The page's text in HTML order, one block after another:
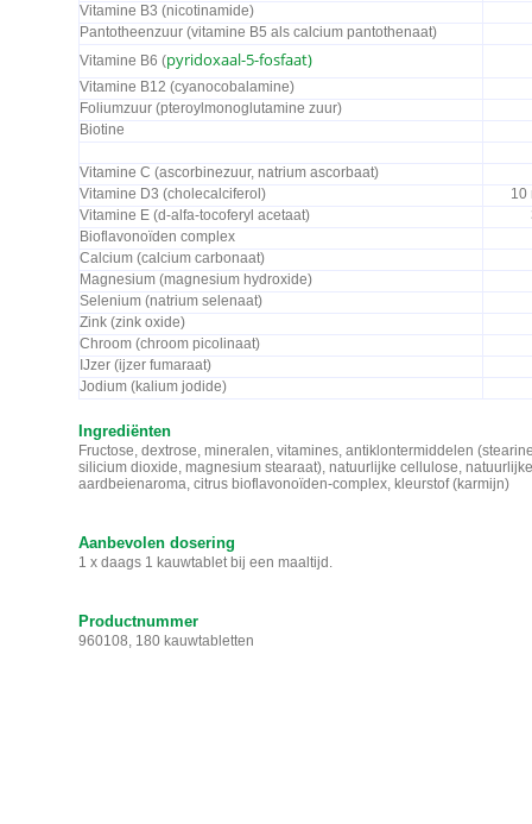
Vitamine B3 (nicotinamide)
Pantotheenzuur (vitamine B5 als calcium pantothenaat)
Vitamine B6 (pyridoxaal-5-fosfaat)
Vitamine B12 (cyanocobalamine)
Foliumzuur (pteroylmonoglutamine zuur)
Biotine
Vitamine C (ascorbinezuur, natrium ascorbaat)
Vitamine D3 (cholecalciferol)
10
Vitamine E (d-alfa-tocoferyl acetaat)
Bioflavonoïden complex
Calcium (calcium carbonaat)
Magnesium (magnesium hydroxide)
Selenium (natrium selenaat)
Zink (zink oxide)
Chroom (chroom picolinaat)
IJzer (ijzer fumaraat)
Jodium (kalium jodide)
Ingrediënten
Fructose, dextrose, mineralen, vitamines, antiklontermiddelen
silicium dioxide, magnesium stearaat), natuurlijke cellulose, natuurlijke
aardbeienaroma, citrus bioflavonoïden-complex, kleurstof (karmijn)
Aanbevolen dosering
1 x daags 1 kauwtablet bij een maaltijd.
Productnummer
960108, 180 kauwtabletten